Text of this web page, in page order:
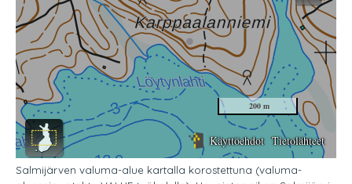
Salmijärven valuma-alue kartalla korostettuna (valuma-